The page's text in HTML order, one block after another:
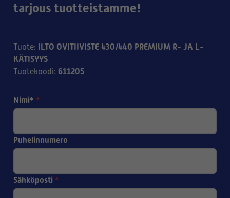
tarjous tuotteistamme!
Tuote: ILTO OVITIIVISTE 430/440 PREMIUM R- JA L-
KÄTISYYS
Tuotekoodi: 611205
Nimi* *
Puhelinnumero
Sähköposti *